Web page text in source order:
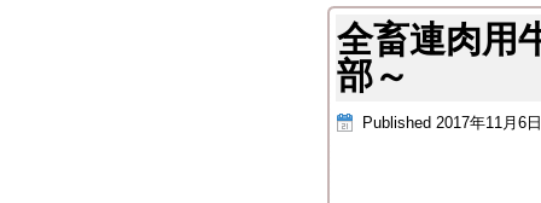
全畜連肉用
部～
Published 2017年11月6日